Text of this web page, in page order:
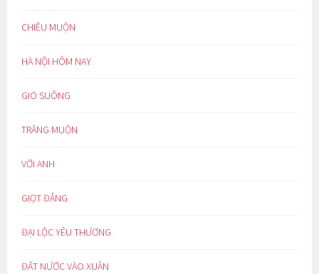
CHIỀU MUỘN
HÀ NỘI HÔM NAY
GIÓ SUÔNG
TRĂNG MUỘN
VỚI ANH
GIỌT ĐẮNG
ĐẠI LỘC YÊU THƯƠNG
ĐẤT NƯỚC VÀO XUÂN